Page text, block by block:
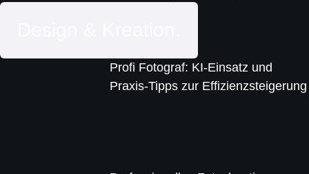
Profi Fotograf: KI-Einsatz und
Praxis-Tipps zur Effizienzsteigerung